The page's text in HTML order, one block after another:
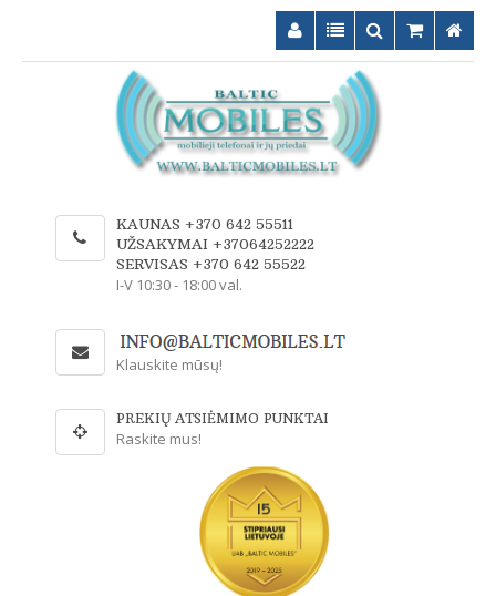
KAUNAS +370 642 55511
UŽSAKYMAI +37064252222
SERVISAS +370 642 55522
I-V 10:30 - 18:00 val.
Klauskite mūsų!
PREKIŲ ATSIĖMIMO PUNKTAI
Raskite mus!